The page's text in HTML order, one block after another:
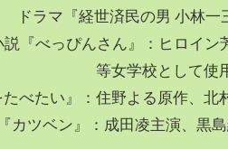
ドラマ『経世済民の男 小林
説『べっぴんさん』：ヒロイ
等女学校として使
べたい』：住野よる原作、
カツベン』：成田凌主演、黒